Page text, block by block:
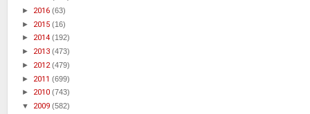
► 2016 (63)
► 2015 (16)
► 2014 (192)
► 2013 (473)
► 2012(479)
► 2011 (699)
► 2010 (743)
▼ 2009 (582)